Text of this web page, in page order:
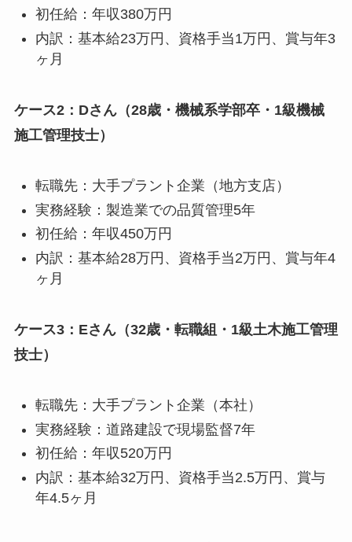
初任給：年収380万円
内訳：基本給23万円、資格手当1万円、賞与年3
ヶ月
ケース2：Dさん（28歳・機械系学部卒・1級機械
施工管理技士）
転職先：大手プラント企業（地方支店）
実務経験：製造業での品質管理5年
初任給：年収450万円
内訳：基本給28万円、資格手当2万円、賞与年4
ヶ月
ケース3：Eさん（32歳・転職組・1級土木施工管理
技士）
転職先：大手プラント企業（本社）
実務経験：道路建設で現場監督7年
初任給：年収520万円
内訳：基本給32万円、資格手当2.5万円、賞与
年4.5ヶ月